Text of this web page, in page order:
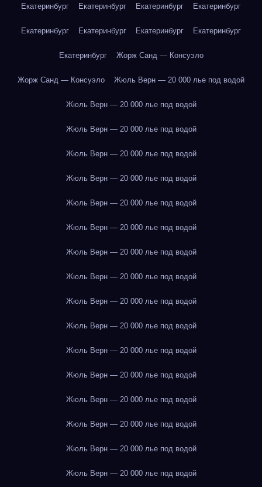
Екатеринбург Екатеринбург Екатеринбург Екатеринбург
Екатеринбург Екатеринбург Екатеринбург Екатеринбург
Екатеринбург Жорж Санд — Консуэло
Жорж Санд — Консуэло Жюль Верн — 20 000 лье под водой
Жюль Верн — 20 000 лье под водой
Жюль Верн — 20 000 лье под водой
Жюль Верн — 20 000 лье под водой
Жюль Верн — 20 000 лье под водой
Жюль Верн — 20 000 лье под водой
Жюль Верн — 20 000 лье под водой
Жюль Верн — 20 000 лье под водой
Жюль Верн — 20 000 лье под водой
Жюль Верн — 20 000 лье под водой
Жюль Верн — 20 000 лье под водой
Жюль Верн — 20 000 лье под водой
Жюль Верн — 20 000 лье под водой
Жюль Верн — 20 000 лье под водой
Жюль Верн — 20 000 лье под водой
Жюль Верн — 20 000 лье под водой
Жюль Верн — 20 000 лье под водой